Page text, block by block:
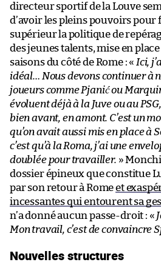
directeur sportif de la Louve
d’avoir les pleins pouvoirs pour
supérieur la politique de
des jeunes talents, mise en
saisons du côté de Rome : « Ici,
idéal… Nous devons continuer à
joueurs comme Pjanić ou
évoluent déjà à la Juve ou au
bien avant, en amont. C’est un
qu’on avait aussi mis en place à
c’est qu’à la Roma, j’ai une
doublée pour travailler. »
dossier épineux que constitue
par son retour à Romeet
incessantes qui entourent sa
n’a donné aucun passe-droit : «
Mon travail, c’est de convaincre
Nouvelles structures